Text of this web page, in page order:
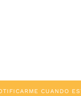
CUANDO